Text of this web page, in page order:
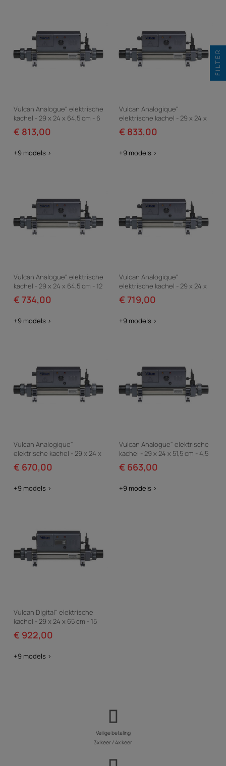
Vulcan Analogue" elektrische
kachel - 29 x 24 x 64,5 cm - 6
kW drie fase - Grijs
€ 813,00
+9 models >
Vulcan Analogique"
elektrische kachel - 29 x 24 x
64.5 cm - 15 kW eenfase - Grijs
€ 833,00
+9 models >
Vulcan Analogue" elektrische
kachel - 29 x 24 x 64,5 cm - 12
kW enkelfasig - Grijs
€ 734,00
+9 models >
Vulcan Analogique"
elektrische kachel - 29 x 24 x
51.5 cm - 9 kW eenfase - Grijs
€ 719,00
+9 models >
Vulcan Analogique"
elektrische kachel - 29 x 24 x
51.5 cm - 6 kW eenfase - Grijs
€ 670,00
+9 models >
Vulcan Analogue" elektrische
kachel - 29 x 24 x 51,5 cm - 4,5
kW enkelfasig - Grijs
€ 663,00
+9 models >
Vulcan Digital" elektrische
kachel - 29 x 24 x 65 cm - 15
kW drie fase - Grijs
€ 922,00
+9 models >
Veilige betaling
3x keer / 4x keer
FILTER